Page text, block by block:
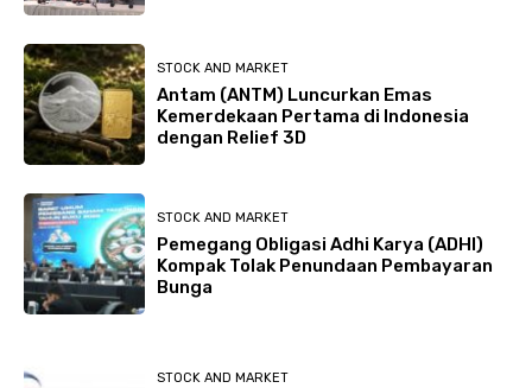
STOCK AND MARKET
Antam (ANTM) Luncurkan Emas
Kemerdekaan Pertama di Indonesia
dengan Relief 3D
STOCK AND MARKET
Pemegang Obligasi Adhi Karya (ADHI)
Kompak Tolak Penundaan Pembayaran
Bunga
STOCK AND MARKET